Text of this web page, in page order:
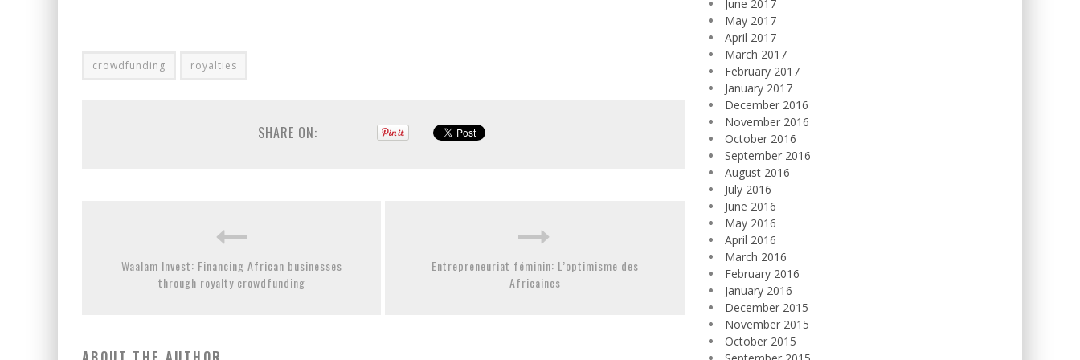
crowdfunding royalties
SHARE ON:
Waalam Invest: Financing African businesses
through royalty crowdfunding
Entrepreneuriat féminin: L’optimisme des
Africaines
June 2017
May 2017
April 2017
March 2017
February 2017
January 2017
December 2016
November 2016
October 2016
September 2016
August 2016
July 2016
June 2016
May 2016
April 2016
March 2016
February 2016
January 2016
December 2015
November 2015
October 2015